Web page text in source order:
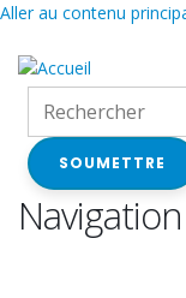
Aller au contenu
SOUMETTRE